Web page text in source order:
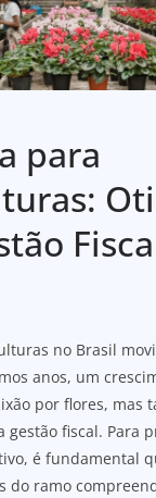
para
no Brasil
anos, um
por flores, mas
gestão fiscal. Para
é fundamental
do ramo